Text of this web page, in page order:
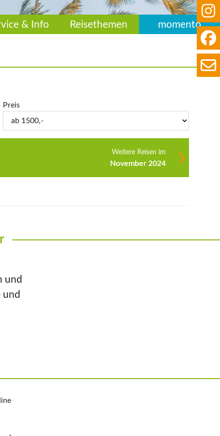
& Info Reisethemen momento
Preis
Weitere Reisen im
November 2024
und
und